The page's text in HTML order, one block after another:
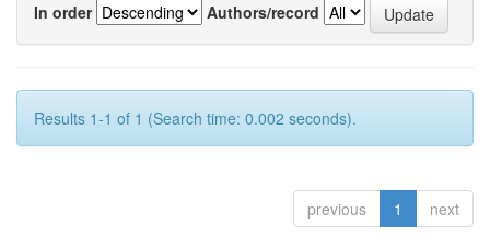
In order
Authors/record
Results 1-1 of 1 (Search time: 0.002 seconds).
previous 1 next